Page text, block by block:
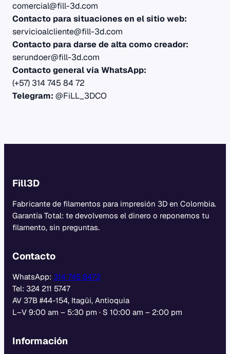
comercial@fill-3d.com
Contacto para situaciones en el sitio web:
servicioalcliente@fill-3d.com
Contacto para darse de alta como creador:
serundoer@fill-3d.com
Contacto general vía WhatsApp:
(+57) 314 745 84 72
Telegram: @FiLL_3DCO
Fill3D
Fabricante de filamentos para impresión 3D en Colombia.
Garantía Total: te devolvemos el dinero o reponemos tu
filamento, sin preguntas.
Contacto
WhatsApp: 314 745 8472
Tel: 324 211 5747
AV 37B #44-154, Itagüí, Antioquia
L–V 9:00 am – 5:30 pm · S 10:00 am – 2:00 pm
Información